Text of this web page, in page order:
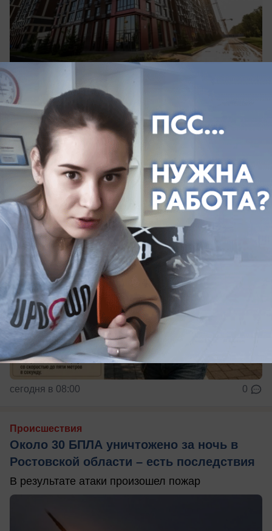
сегодня в 09:00
Общество
В Ростове 9 августа жара сохранится до
+36 градусов
О погоде на воскресенье
сегодня в 08:00 0
Происшествия
Около 30 БПЛА уничтожено за ночь в
Ростовской области – есть последствия
В результате атаки произошел пожар